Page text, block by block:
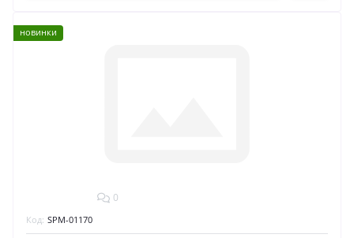
новинки
0
Код: SPM-01170